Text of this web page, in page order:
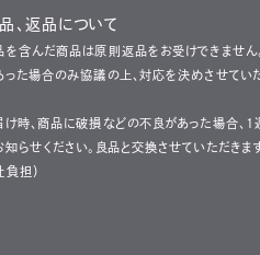
、返品について
含んだ商品は原則返品をお受けできません
った場合のみ協議の上、対応を決めさせてい
時、商品に破損などの不良があった場合、1
知らせください。良品と交換させていただきます
負担）